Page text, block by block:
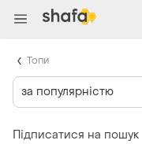
за популярністю
Підписатися на пошук
Топи